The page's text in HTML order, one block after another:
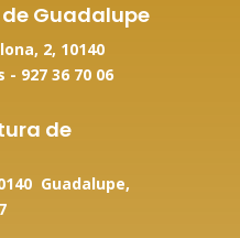
Guadalupe
2, 10140
- 927 36 70 06
de
Guadalupe,